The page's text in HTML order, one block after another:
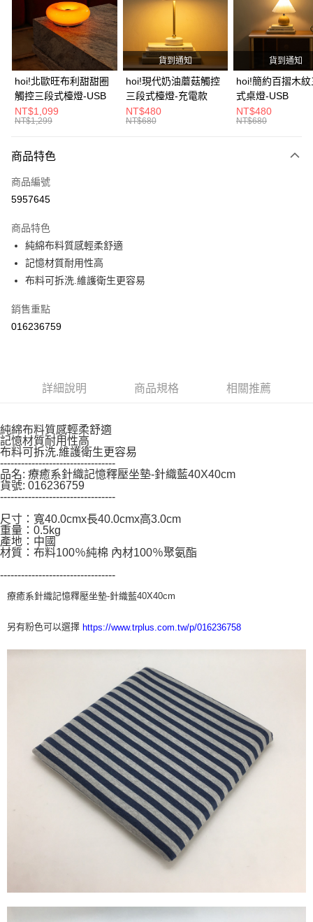
合作金庫商業銀行
第一商業銀行
華南商業銀行
彰化商業銀行
上海商業儲蓄銀行
台北富邦商業銀行
國泰世華商業銀行
兆豐國際商業銀行
臺灣中小企業銀行
台中商業銀行
匯豐（台灣）商業銀行
華泰商業銀行
聯邦商業銀行
遠東國際商業銀行
元大商業銀行
台灣樂天信用卡公司
6 期 0 利率 每期NT$83 21家銀行
合作金庫商業銀行
第一商業銀行
華南商業銀行
彰化商業銀行
上海商業儲蓄銀行
台北富邦商業銀行
國泰世華商業銀行
兆豐國際商業銀行
臺灣中小企業銀行
台中商業銀行
匯豐（台灣）商業銀行
聯邦商業銀行
玉山商業銀行
台灣樂天信用卡公司
LINE Pay
Apple Pay
街口支付
AFTEE先享後付
【關於「AFTEE先享後付」】
AFTEE先享後付是「在收到商品之後才付款」的支付方式。 讓您購物簡單
便利好安心！
１．簡單：不需註冊會員、不需綁卡、不需儲值。
２．便利：只要手機號碼，簡訊認證，即可結帳。
【「AFTEE先享後付」結帳流程】
１．於結帳方式選擇「AFTEE先享後付」後，將跳轉至「AFTEE先享後付」
結帳頁面，進行簡訊認證並確認金額後，即可完成結帳。
２．訂單成立數日內，您將收到繳費通知簡訊。
※ 請注意：結帳手續完成當下不需立刻繳費，但若您需要取消訂單，請聯絡
購買商品的店家。未經商家同意取消之訂單仍視為有效，需透過AFTEE先享
易，需依本服務之必要範圍內提供個人資料，並將交易相關給付款項請求債
權轉讓予恩沛科技股份有限公司。
２．關於個人資料處理事宜，請瀏覽以下網址：
https://aftee.tw/terms/#terms3
３．未成年的使用者請事先徵得法定代理人或監護人之同意方可使用
「AFTEE先享後付」，若未經同意申辦者引起之損失，本公司不負相關責
４．使用「AFTEE先享後付」時，將依據個別帳號之用戶狀況，依本公司即
時審查核予不同之上限額度；若仍有額度不足之情形，本公司將視審查結果
請求用戶進行身份認證。
５．嚴禁一人註冊多個帳號或使用他人資訊註冊。若發現惡意使用之情形，
hoi!北歐旺布利甜甜圈
觸控三段式檯燈-USB
NT$1,099
NT$1,299
貨到通知
hoi!現代奶油蘑菇觸控
三段式檯燈-充電款
NT$480
NT$680
貨到通知
hoi!簡約百摺木
式桌燈-USB
NT$480
NT$680
商品特色
商品編號
5957645
商品特色
純綿布料質感輕柔舒適
記憶材質耐用性高
布料可拆洗.維護衛生更容易
銷售重點
016236759
詳細說明 商品規格 相關推薦
純綿布料質感輕柔舒適
記憶材質耐用性高
布料可拆洗.維護衛生更容易
---------------------------------
品名: 療癒系針織記憶釋壓坐墊-針織藍40X40cm
貨號: 016236759
---------------------------------
尺寸：寬40.0cmx長40.0cmx高3.0cm
重量：0.5kg
產地：中國
材質：布料100％純棉 內材100％聚氨酯
---------------------------------
療癒系針織記憶釋壓坐墊-針織藍40X40cm
另有粉色可以選擇 https://www.trplus.com.tw/p/016236758